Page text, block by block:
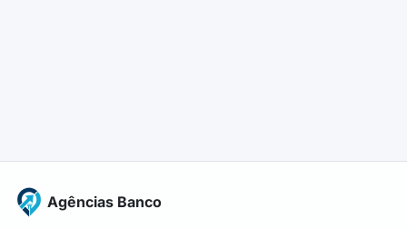
Agências Banco